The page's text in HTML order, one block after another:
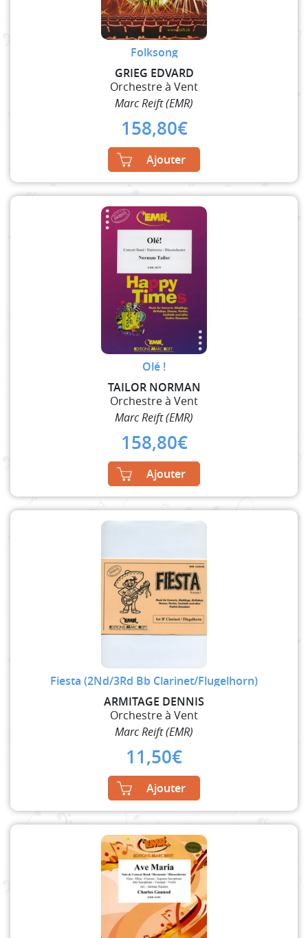
Folksong
GRIEG EDVARD
Orchestre à Vent
Marc Reift (EMR)
158,80€
Ajouter
Olé !
TAILOR NORMAN
Orchestre à Vent
Marc Reift (EMR)
158,80€
Ajouter
Fiesta (2Nd/3Rd Bb Clarinet/Flugelhorn)
ARMITAGE DENNIS
Orchestre à Vent
Marc Reift (EMR)
11,50€
Ajouter